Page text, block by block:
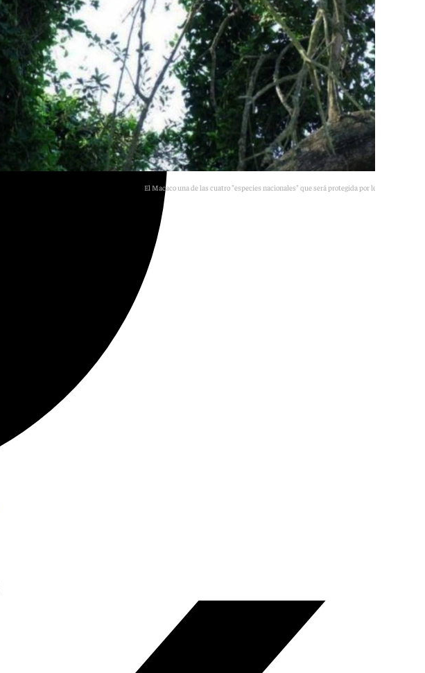
El Macaco una de las cuatro "especies nacionales" que será protegida por ley en Gibraltar